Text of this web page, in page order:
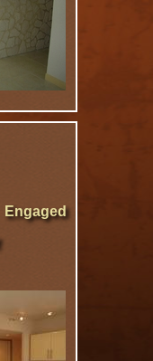
Engaged